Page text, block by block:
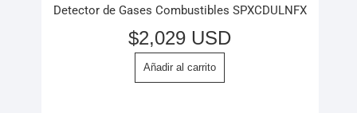
Detector de Gases Combustibles SPXCDULNFX
$2,029 USD
Añadir al carrito